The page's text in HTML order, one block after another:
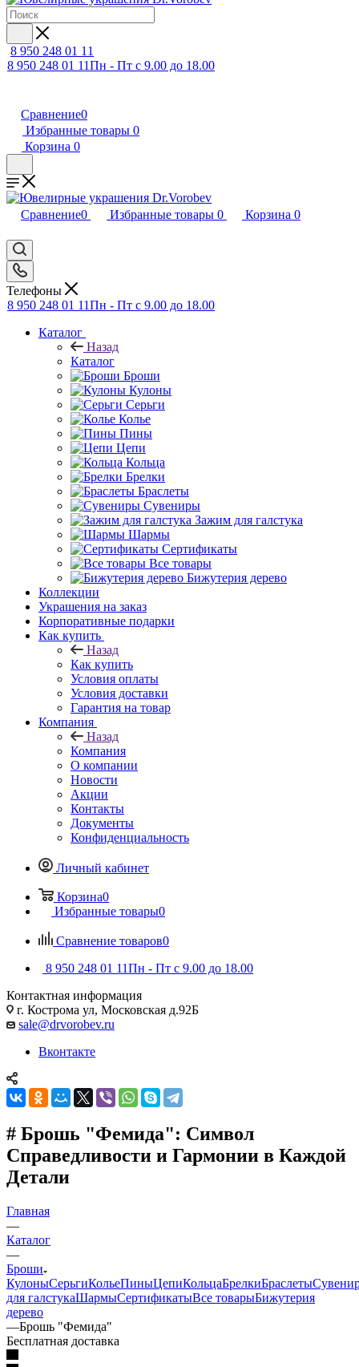
8 950 248 01 11
8 950 248 01 11Пн - Пт с 9.00 до 18.00
Сравнение0
Избранные товары 0
Корзина 0
Сравнение0 Избранные товары 0 Корзина 0
Телефоны
8 950 248 01 11Пн - Пт с 9.00 до 18.00
Каталог
Назад
Каталог
Броши
Кулоны
Серьги
Колье
Пины
Цепи
Кольца
Брелки
Браслеты
Сувениры
Зажим для галстука
Шармы
Сертификаты
Все товары
Бижутерия дерево
Коллекции
Украшения на заказ
Корпоративные подарки
Как купить
Назад
Как купить
Условия оплаты
Условия доставки
Гарантия на товар
Компания
Назад
Компания
О компании
Новости
Акции
Контакты
Документы
Конфиденциальность
Личный кабинет
Корзина0
Избранные товары0
Сравнение товаров0
8 950 248 01 11Пн - Пт с 9.00 до 18.00
Контактная информация
г. Кострома ул, Московская д.92Б
sale@drvorobev.ru
Вконтакте
# Брошь "Фемида": Символ
Справедливости и Гармонии в Каждой
Детали
Главная
—
Каталог
—
Броши
КулоныСерьгиКольеПиныЦепиКольцаБрелкиБраслеты
для галстукаШармыСертификатыВсе товарыБижутерия
дерево
—Брошь "Фемида"
Бесплатная доставка